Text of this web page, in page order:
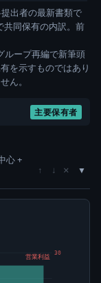
出者の最新書類で
同保有の内訳。前
ループ再編で新筆頭
を示すものではあり
ん。
主要保有者
心 +
↑ ↓ ×
30
営業利益